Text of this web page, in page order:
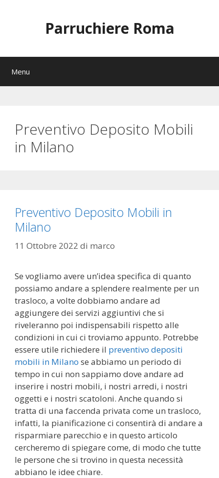
Parruchiere Roma
Menu
Preventivo Deposito Mobili
in Milano
Preventivo Deposito Mobili in
Milano
11 Ottobre 2022 di marco
Se vogliamo avere un’idea specifica di quanto
possiamo andare a splendere realmente per un
trasloco, a volte dobbiamo andare ad
aggiungere dei servizi aggiuntivi che si
riveleranno poi indispensabili rispetto alle
condizioni in cui ci troviamo appunto. Potrebbe
essere utile richiedere il preventivo depositi
mobili in Milano se abbiamo un periodo di
tempo in cui non sappiamo dove andare ad
inserire i nostri mobili, i nostri arredi, i nostri
oggetti e i nostri scatoloni. Anche quando si
tratta di una faccenda privata come un trasloco,
infatti, la pianificazione ci consentirà di andare a
risparmiare parecchio e in questo articolo
cercheremo di spiegare come, di modo che tutte
le persone che si trovino in questa necessità
abbiano le idee chiare.